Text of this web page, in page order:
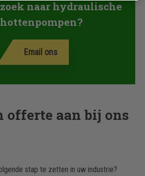
naar hydraulische
Email ons
offerte aan bij ons
stap te zetten in uw industrie?